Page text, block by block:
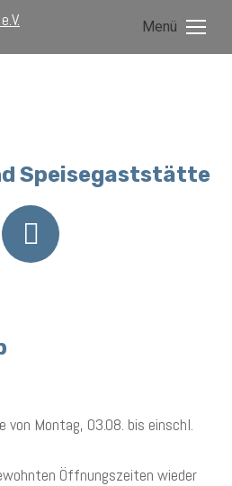
Menü
Speisegaststätte
von Montag, 03.08. bis einschl.
Öffnungszeiten wieder